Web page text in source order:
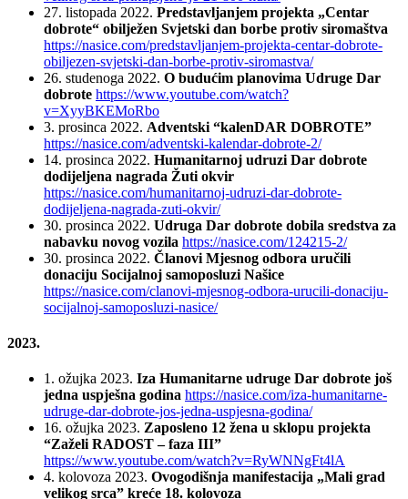
27. listopada 2022. Predstavljanjem projekta „Centar
dobrote“ obilježen Svjetski dan borbe protiv siromaštva
https://nasice.com/predstavljanjem-projekta-centar-dobrote-
obiljezen-svjetski-dan-borbe-protiv-siromastva/
26. studenoga 2022. O budućim planovima Udruge Dar
dobrote https://www.youtube.com/watch?
v=XyyBKEMoRbo
3. prosinca 2022. Adventski “kalenDAR DOBROTE”
https://nasice.com/adventski-kalendar-dobrote-2/
14. prosinca 2022. Humanitarnoj udruzi Dar dobrote
dodijeljena nagrada Žuti okvir
https://nasice.com/humanitarnoj-udruzi-dar-dobrote-
dodijeljena-nagrada-zuti-okvir/
30. prosinca 2022. Udruga Dar dobrote dobila sredstva za
nabavku novog vozila https://nasice.com/124215-2/
30. prosinca 2022. Članovi Mjesnog odbora uručili
donaciju Socijalnoj samoposluzi Našice
https://nasice.com/clanovi-mjesnog-odbora-urucili-donaciju-
socijalnoj-samoposluzi-nasice/
2023.
1. ožujka 2023. Iza Humanitarne udruge Dar dobrote još
jedna uspješna godina https://nasice.com/iza-humanitarne-
udruge-dar-dobrote-jos-jedna-uspjesna-godina/
16. ožujka 2023. Zaposleno 12 žena u sklopu projekta
“Zaželi RADOST – faza III”
https://www.youtube.com/watch?v=RyWNNgFt4lA
4. kolovoza 2023. Ovogodišnja manifestacija „Mali grad
velikog srca” kreće 18. kolovoza